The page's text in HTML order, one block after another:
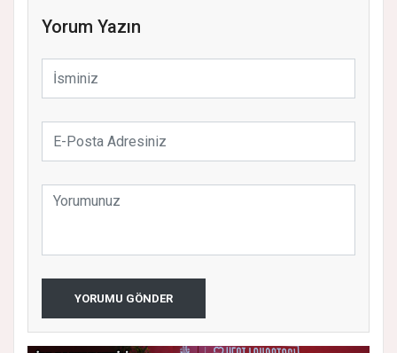
Yorum Yazın
YORUMU GÖNDER